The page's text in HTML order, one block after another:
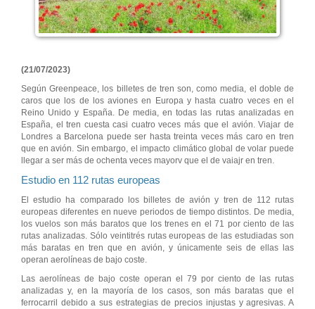
(21/07/2023)
Según Greenpeace, los billetes de tren son, como media, el doble de
caros que los de los aviones en Europa y hasta cuatro veces en el
Reino Unido y España. De media, en todas las rutas analizadas en
España, el tren cuesta casi cuatro veces más que el avión. Viajar de
Londres a Barcelona puede ser hasta treinta veces más caro en tren
que en avión. Sin embargo, el impacto climático global de volar puede
llegar a ser más de ochenta veces mayorv que el de vaiajr en tren.
Estudio en 112 rutas europeas
El estudio ha comparado los billetes de avión y tren de 112 rutas
europeas diferentes en nueve periodos de tiempo distintos. De media,
los vuelos son más baratos que los trenes en el 71 por ciento de las
rutas analizadas. Sólo veintitrés rutas europeas de las estudiadas son
más baratas en tren que en avión, y únicamente seis de ellas las
operan aerolíneas de bajo coste.
Las aerolíneas de bajo coste operan el 79 por ciento de las rutas
analizadas y, en la mayoría de los casos, son más baratas que el
ferrocarril debido a sus estrategias de precios injustas y agresivas. A